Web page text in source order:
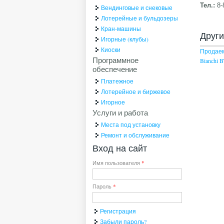
Тел.:8-
Bianchi
Вендинговые и снековые
Лотерейные и бульдозеры
Кран-машины
Игорные (клубы)
Киоски
Программное
обеспечение
Платежное
Лотерейное и биржевое
Игорное
Услуги и работа
Места под установку
Ремонт и обслуживание
Вход на сайт
Имя пользователя *
Пароль *
Регистрация
Забыли пароль?